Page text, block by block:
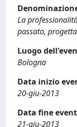
La
passato,
Luogo
Bologna
Data inizio
20-giu-2013
Data fine
21-giu-2013